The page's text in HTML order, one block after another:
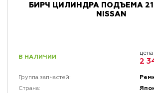
БИРЧ ЦИЛИНДРА ПОДЪЕМА
NISSAN
В НАЛИЧИИ 2
Группа запчастей:
Страна: